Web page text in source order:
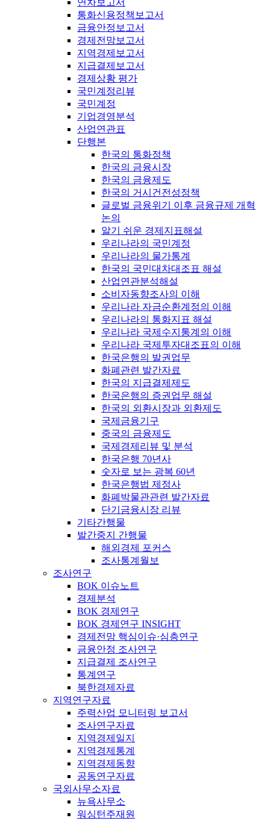
연차보고서
통화신용정책보고서
금융안정보고서
경제전망보고서
지역경제보고서
지급결제보고서
경제상황 평가
국민계정리뷰
국민계정
기업경영분석
산업연관표
단행본
한국의 통화정책
한국의 금융시장
한국의 금융제도
한국의 거시건전성정책
글로벌 금융위기 이후 금융규제 개혁
논의
알기 쉬운 경제지표해설
우리나라의 국민계정
우리나라의 물가통계
한국의 국민대차대조표 해설
산업연관분석해설
소비자동향조사의 이해
우리나라 자금순환계정의 이해
우리나라의 통화지표 해설
우리나라 국제수지통계의 이해
우리나라 국제투자대조표의 이해
한국은행의 발권업무
화폐관련 발간자료
한국의 지급결제제도
한국은행의 증권업무 해설
한국의 외환시장과 외환제도
국제금융기구
중국의 금융제도
국제경제리뷰 및 분석
한국은행 70년사
숫자로 보는 광복 60년
한국은행법 제정사
화폐박물관관련 발간자료
단기금융시장 리뷰
기타간행물
발간중지 간행물
해외경제 포커스
조사통계월보
조사연구
BOK 이슈노트
경제분석
BOK 경제연구
BOK 경제연구 INSIGHT
경제전망 핵심이슈·심층연구
금융안정 조사연구
지급결제 조사연구
통계연구
북한경제자료
지역연구자료
주력산업 모니터링 보고서
조사연구자료
지역경제일지
지역경제통계
지역경제동향
공동연구자료
국외사무소자료
뉴욕사무소
워싱턴주재원